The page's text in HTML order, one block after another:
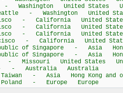
Washington United States
Seattle - Washington United
- California United
- California United
- California United
- California United
of Singapore - Asia Hong
of Singapore - Asia Hong
- Missouri United States
- - Australia Australia
- Asia Hong Kong and
Poland - Europe Europe